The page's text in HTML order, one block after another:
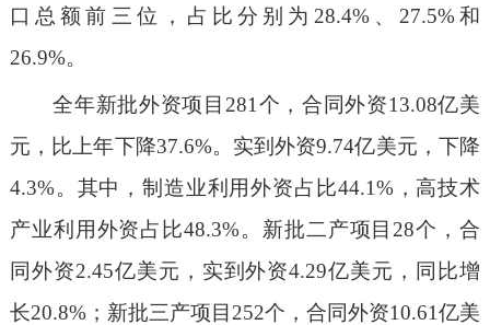
口总额前三位，占比分别为28.4%、27.5%和
26.9%。
全年新批外资项目281个，合同外资13.08亿美
元，比上年下降37.6%。实到外资9.74亿美元，下降
4.3%。其中，制造业利用外资占比44.1%，高技术
产业利用外资占比48.3%。新批二产项目28个，合
同外资2.45亿美元，实到外资4.29亿美元，同比增
长20.8%；新批三产项目252个，合同外资10.61亿美